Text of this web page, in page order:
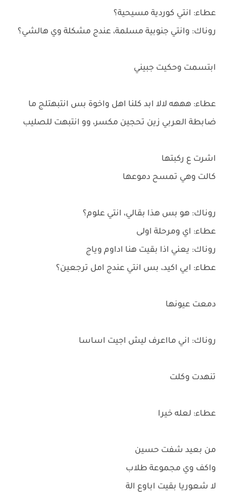
عطاء: انتي كوردية مسيحية؟
روناك: وانتي جنوبية مسلمة، عندج مشكلة وي هالشي؟
ابتسمت وحكيت جبيني
عطاء: هههه لالا ابد كلنا اهل واخوة بس انتبهتلج ما
ضابطة العربي زين تحجين مكسر، وو انتبهت للصليب
اشرت ع ركبتها
كالت وهي تمسح دموعها
روناك: هو بس هذا بقالي، انتي علوم؟
عطاء: اي ومرحلة اولى
روناك: يعني اذا بقيت هنا اداوم وياج
عطاء: ايي اكيد، بس انتي عندج امل ترجعين؟
دمعت عيونها
روناك: اني مااعرف ليش اجيت اساسا
تنهدت وكلت
عطاء: لعله خيرا
من بعيد شفت حسين
واكف وي مجموعة طلاب
لا شعوريا بقيت اباوع الة